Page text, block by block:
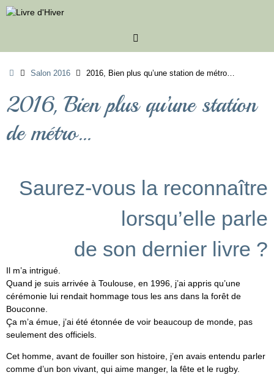
Passer
au
AccueilSalon 2016 2016, Bien plus qu’une station de métro…
2016, Bien plus qu’une station
de métro…
Saurez-vous la reconnaître
lorsqu’elle parle
de son dernier livre ?
Il m’a intrigué.
Quand je suis arrivée à Toulouse, en 1996, j’ai appris qu’une
cérémonie lui rendait hommage tous les ans dans la forêt de
Bouconne.
Ça m’a émue, j’ai été étonnée de voir beaucoup de monde, pas
seulement des officiels.
Cet homme, avant de fouiller son histoire, j’en avais entendu parler
comme d’un bon vivant, qui aime manger, la fête et le rugby.